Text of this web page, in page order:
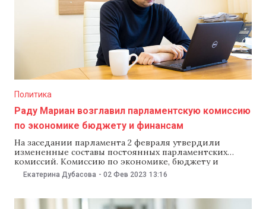
Политика
Раду Мариан возглавил парламентскую комиссию
по экономике бюджету и финансам
На заседании парламента 2 февраля утвердили
измененные составы постоянных парламентских
комиссий. Комиссию по экономике, бюджету и
финансам возглавил депутат от партии «Действие и
солидарность» (PAS) Раду Мариан. Вице-
секретарем — Серджиу Лазаренку. Ранее комиссию
Екатерина Дубасова - 02 Фев 2023 13:16